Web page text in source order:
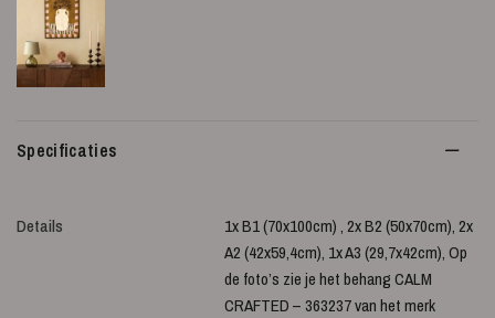
Specificaties
Details
1x B1 (70x100cm) , 2x B2 (50x70cm), 2x
A2 (42x59,4cm), 1x A3 (29,7x42cm), Op
de foto’s zie je het behang CALM
CRAFTED – 363237 van het merk